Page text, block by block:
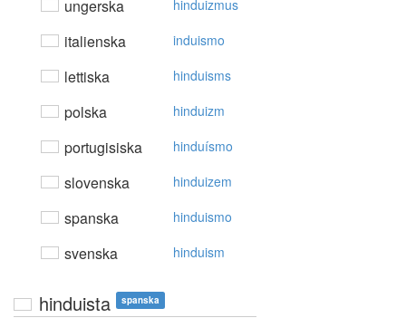
ungerska hinduizmus
italienska induismo
lettiska hinduisms
polska hinduizm
portugisiska hinduísmo
slovenska hinduizem
spanska hinduismo
svenska hinduism
hinduista spanska